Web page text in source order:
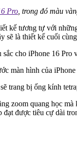
Pro, trong đó màu
kế tương tự với
là thiết kế cuối
cho iPhone 16
màn hình của
trang bị ống kính
zoom quang học
đạt được tiêu cự dài